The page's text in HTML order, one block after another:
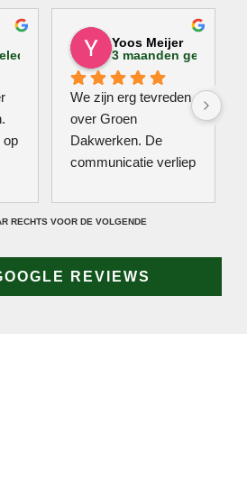
op
Yoos Meijer
3 maanden geleden
We zijn erg tevreden
over Groen
Dakwerken. De
communicatie verliep
hij heeft veel kennis
van het vak en werkt
Echt een aanrader!
RECHTS VOOR DE VOLGENDE
REVIEWS